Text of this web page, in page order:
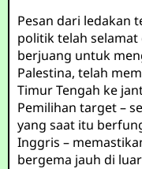
Pesan dari ledakan
politik telah
berjuang untuk
Palestina, telah
Timur Tengah ke
Pemilihan target –
yang saat itu
Inggris –
bergema jauh di